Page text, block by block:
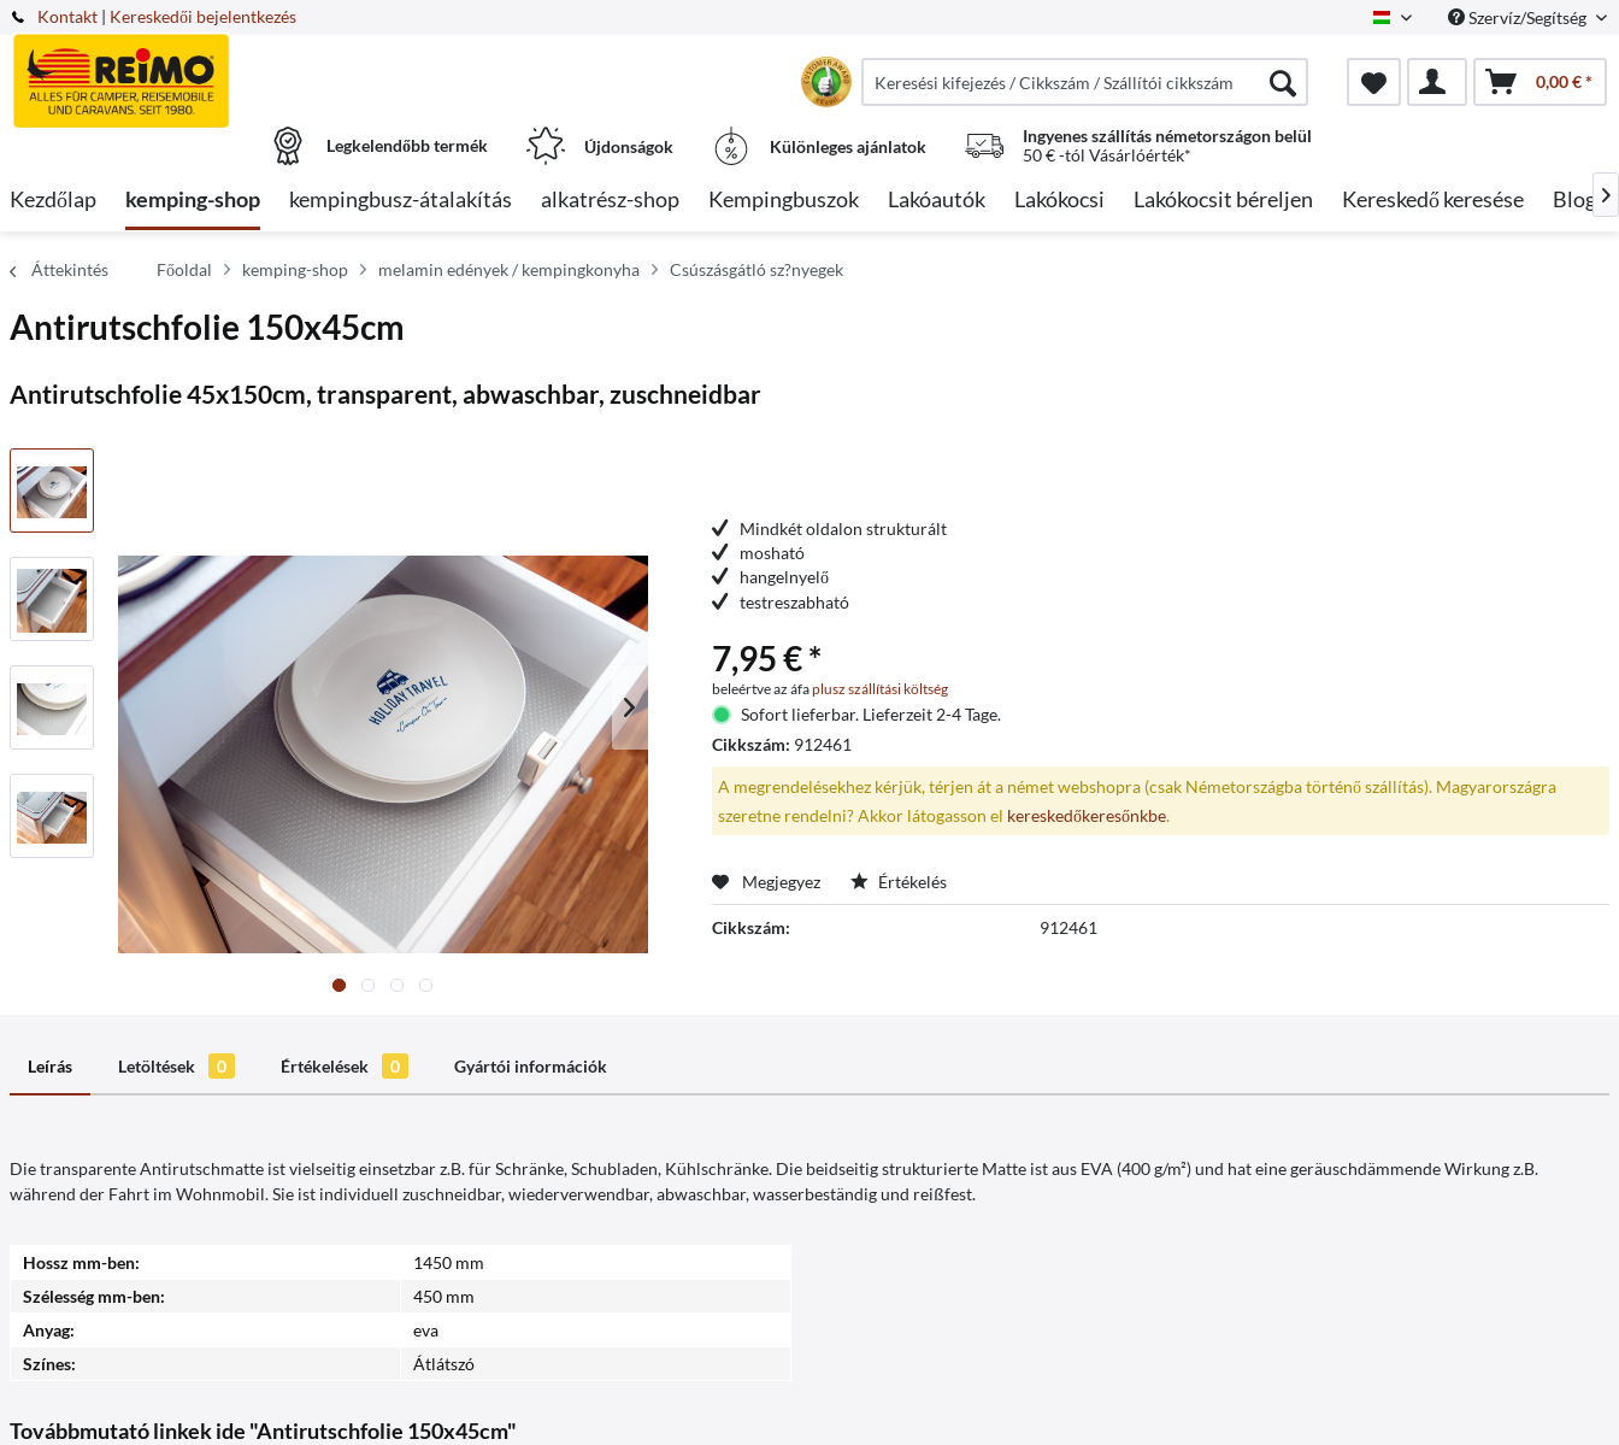
Kontakt HungarianSzervíz/Segítség
| Kereskedői bejelentkezés
0,00 € *
Legkelendőbb termék Újdonságok Különleges ajánlatok
Ingyenes szállítás németországon belül
50 € -tól Vásárlóérték*
Kezdőlap kemping-shop kempingbusz-átalakítás alkatrész-shop Kempingbuszok Lakóautók Lakókocsi Lakókocsit béreljen Kereskedő keresése Blog 
Áttekintés Főoldal kemping-shop melamin edények / kempingkonyha Csúszásgátló sz?nyegek
Antirutschfolie 150x45cm
Antirutschfolie 45x150cm, transparent, abwaschbar, zuschneidbar
Mindkét oldalon strukturált
mosható
hangelnyelő
testreszabható
7,95 € *
beleértve az áfaplusz szállítási költség
Sofort lieferbar. Lieferzeit 2-4 Tage.
Cikkszám: 912461
A megrendelésekhez kérjük, térjen át a német webshopra (csak Németországba történő szállítás). Magyarországra
szeretne rendelni? Akkor látogasson el kereskedőkeresőnkbe.
Megjegyez Értékelés
Cikkszám: 912461
Leírás Letöltések 0 Értékelések 0 Gyártói információk
Die transparente Antirutschmatte ist vielseitig einsetzbar z.B. für Schränke, Schubladen, Kühlschränke. Die beidseitig strukturierte Matte ist aus EVA (400 g/m²) und hat eine geräuschdämmende Wirkung z.B.
während der Fahrt im Wohnmobil. Sie ist individuell zuschneidbar, wiederverwendbar, abwaschbar, wasserbeständig und reißfest.
Hossz mm-ben:
1450 mm
Szélesség mm-ben:
450 mm
Anyag:
eva
Színes:
Átlátszó
Továbbmutató linkek ide "Antirutschfolie 150x45cm"